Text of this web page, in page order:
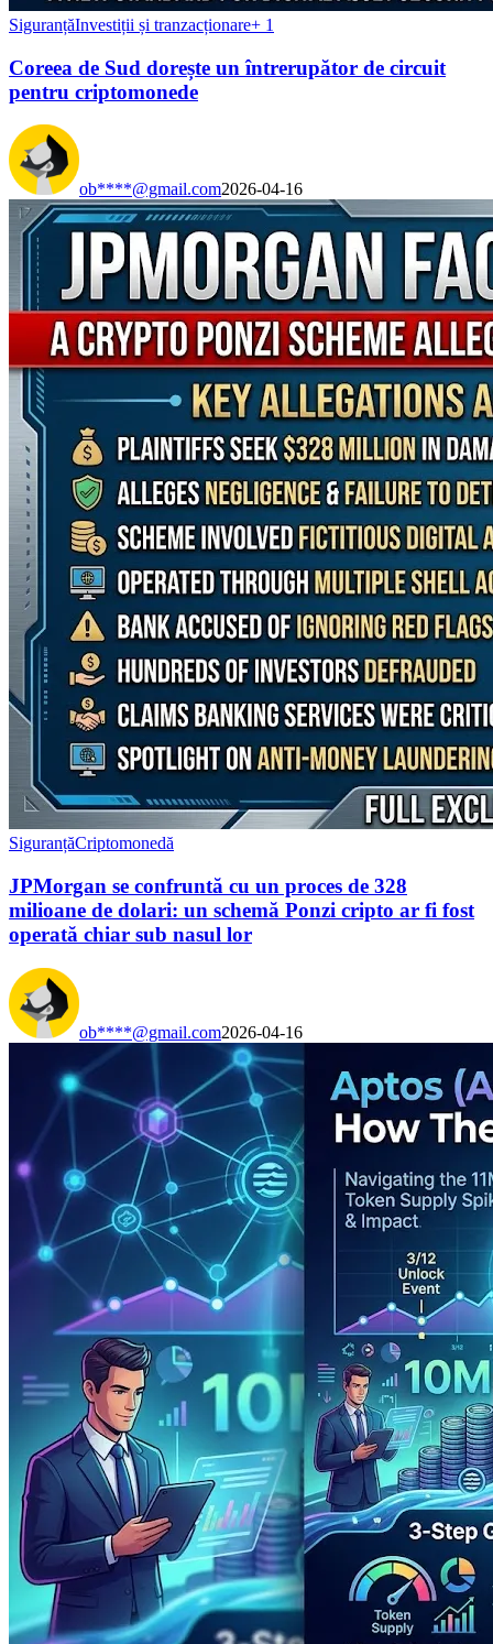
SiguranțăInvestiții și tranzacționare+ 1
Coreea de Sud dorește un întrerupător de circuit
pentru criptomonede
ob****@gmail.com2026-04-16
SiguranțăCriptomonedă
JPMorgan se confruntă cu un proces de 328
milioane de dolari: un schemă Ponzi cripto ar fi fost
operată chiar sub nasul lor
ob****@gmail.com2026-04-16